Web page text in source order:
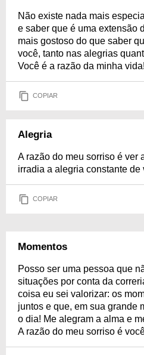
Não existe nada mais
e saber que é uma extensão
mais gostoso do que saber
você, tanto nas alegrias
Você é a razão da minha vida!
COPIAR
Alegria
A razão do meu sorriso é ver
irradia a alegria constante de
COPIAR
Momentos
Posso ser uma pessoa que
situações por conta da
coisa eu sei valorizar: os
juntos e que, em sua grande
o dia! Me alegram a alma e
A razão do meu sorriso é